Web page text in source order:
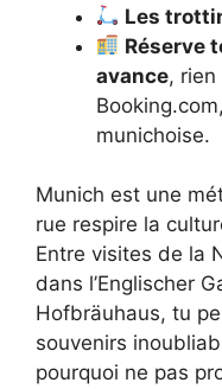
Les
Réserve
avance,
munichoise.
Munich est une
rue respire la
Entre visites de la
dans l’Englischer
Hofbräuhaus, tu
souvenirs
pourquoi ne pas